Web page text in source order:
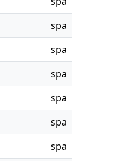
spa
spa
spa
spa
spa
spa